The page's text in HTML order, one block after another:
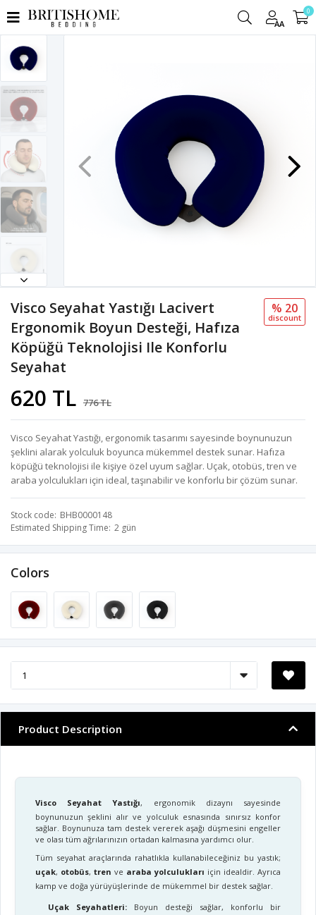
AA
0
Visco Seyahat Yastığı Lacivert
Ergonomik Boyun Desteği, Hafıza
Köpüğü Teknolojisi Ile Konforlu
Seyahat
620 TL 776 TL
% 20
discount
Visco Seyahat Yastığı, ergonomik tasarımı sayesinde boynunuzun
şeklini alarak yolculuk boyunca mükemmel destek sunar. Hafıza
köpüğü teknolojisi ile kişiye özel uyum sağlar. Uçak, otobüs, tren ve
araba yolculukları için ideal, taşınabilir ve konforlu bir çözüm sunar.
Stock code BHB0000148
Estimated Shipping Time 2 gün
Colors
Product Description
Visco Seyahat Yastığı, ergonomik dizaynı sayesinde
boynunuzun şeklini alır ve yolculuk esnasında sınırsız konfor
sağlar. Boynunuza tam destek vererek aşağı düşmesini engeller
ve olası tüm ağrılarınızın ortadan kalmasına yardımcı olur.
Tüm seyahat araçlarında rahatlıkla kullanabileceğiniz bu yastık;
uçak, otobüs, tren ve araba yolculukları için idealdir. Ayrıca
kamp ve doğa yürüyüşlerinde de mükemmel bir destek sağlar.
Uçak Seyahatleri: Boyun desteği sağlar, konforlu bir